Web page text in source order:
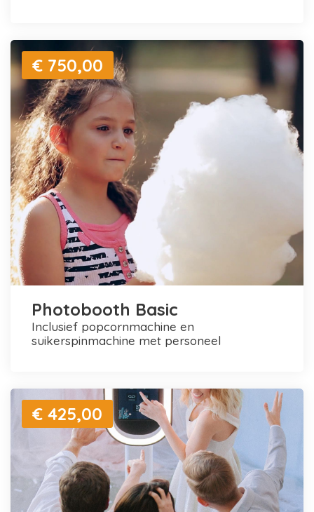
€ 750,00
Photobooth Basic
inclusief popcornmachine en
suikerspinmachine met personeel
€ 425,00